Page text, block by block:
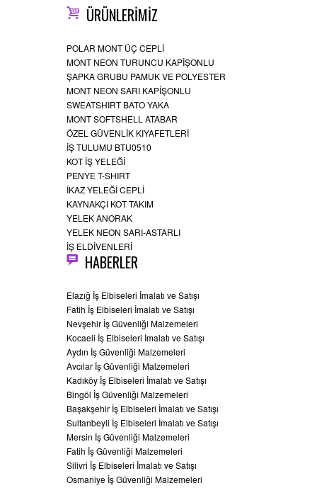
ÜRÜNLERİMİZ
POLAR MONT ÜÇ CEPLİ
MONT NEON TURUNCU KAPİŞONLU
ŞAPKA GRUBU PAMUK VE POLYESTER
MONT NEON SARI KAPİŞONLU
SWEATSHIRT BATO YAKA
MONT SOFTSHELL ATABAR
ÖZEL GÜVENLİK KIYAFETLERİ
İŞ TULUMU BTU0510
KOT İŞ YELEĞİ
PENYE T-SHIRT
İKAZ YELEĞİ CEPLİ
KAYNAKÇI KOT TAKIM
YELEK ANORAK
YELEK NEON SARI-ASTARLI
İŞ ELDİVENLERİ
HABERLER
Elazığ İş Elbiseleri İmalatı ve Satışı
Fatih İş Elbiseleri İmalatı ve Satışı
Nevşehir İş Güvenliği Malzemeleri
Kocaeli İş Elbiseleri İmalatı ve Satışı
Aydın İş Güvenliği Malzemeleri
Avcılar İş Güvenliği Malzemeleri
Kadıköy İş Elbiseleri İmalatı ve Satışı
Bingöl İş Güvenliği Malzemeleri
Başakşehir İş Elbiseleri İmalatı ve Satışı
Sultanbeyli İş Elbiseleri İmalatı ve Satışı
Mersin İş Güvenliği Malzemeleri
Fatih İş Güvenliği Malzemeleri
Silivri İş Elbiseleri İmalatı ve Satışı
Osmaniye İş Güvenliği Malzemeleri